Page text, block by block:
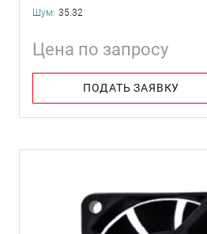
Шум: 35.32
Цена по запросу
ПОДАТЬ ЗАЯВКУ